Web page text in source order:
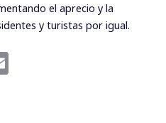
el aprecio y la
y turistas por igual.